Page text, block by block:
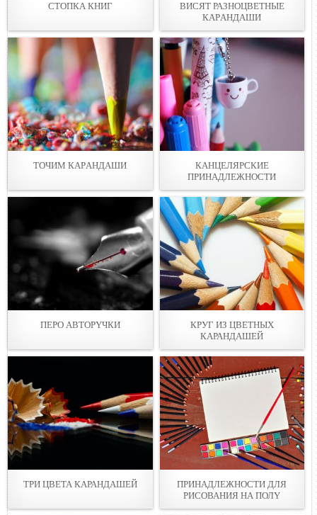
СТОПКА КНИГ
ВИСЯТ РАЗНОЦВЕТНЫЕ
КАРAНДАШИ
ТОЧИМ КАРAНДАШИ
КАНЦЕЛЯРСКИЕ
ПРИНAДЛЕЖНOСТИ
ПЕРО АВТОРYЧКИ
КРУГ ИЗ ЦВЕТНЫХ
КАРАНДAШЕЙ
ТРИ ЦВЕТА КАРАНДАШEЙ
ПРИНАДЛЕЖНОСТИ ДЛЯ
РИСОВАНИЯ НА ПОЛY